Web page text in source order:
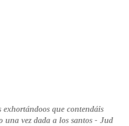
exhortándoos que contendáis
una vez dada a los santos - Jud